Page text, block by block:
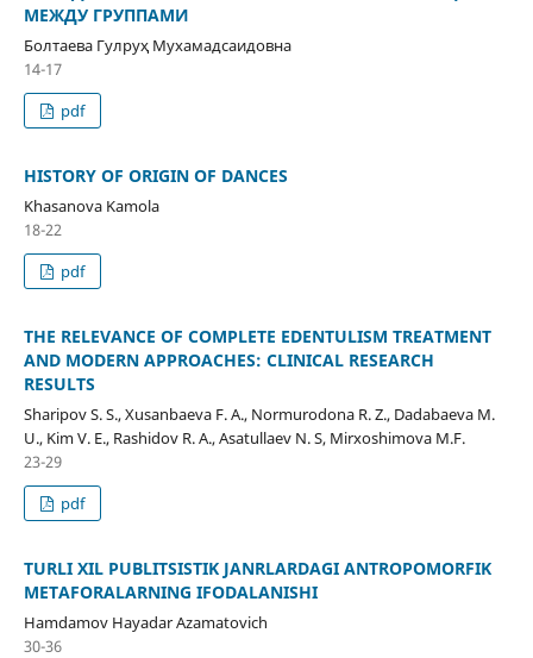
МЕЖДУ ГРУППАМИ
Болтаева Гулруҳ Мухамадсаидовна
14-17
pdf
HISTORY OF ORIGIN OF DANCES
Khasanova Kamola
18-22
pdf
THE RELEVANCE OF COMPLETE EDENTULISM TREATMENT
AND MODERN APPROACHES: CLINICAL RESEARCH
RESULTS
Sharipov S. S., Xusanbaeva F. A., Normurodona R. Z., Dadabaeva M.
U., Kim V. E., Rashidov R. A., Asatullaev N. S, Mirxoshimova M.F.
23-29
pdf
TURLI XIL PUBLITSISTIK JANRLARDAGI ANTROPOMORFIK
METAFORALARNING IFODALANISHI
Hamdamov Hayadar Azamatovich
30-36